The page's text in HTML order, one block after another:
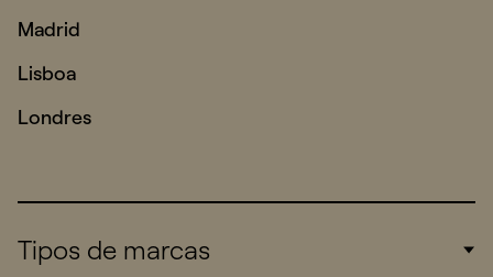
Madrid
Lisboa
Londres
Tipos de marcas